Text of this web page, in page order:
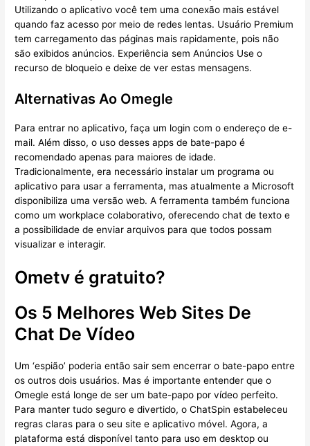
Utilizando o aplicativo você tem uma conexão mais estável
quando faz acesso por meio de redes lentas. Usuário Premium
tem carregamento das páginas mais rapidamente, pois não
são exibidos anúncios. Experiência sem Anúncios Use o
recurso de bloqueio e deixe de ver estas mensagens.
Alternativas Ao Omegle
Para entrar no aplicativo, faça um login com o endereço de e-
mail. Além disso, o uso desses apps de bate-papo é
recomendado apenas para maiores de idade.
Tradicionalmente, era necessário instalar um programa ou
aplicativo para usar a ferramenta, mas atualmente a Microsoft
disponibiliza uma versão web. A ferramenta também funciona
como um workplace colaborativo, oferecendo chat de texto e
a possibilidade de enviar arquivos para que todos possam
visualizar e interagir.
Ometv é gratuito?
Os 5 Melhores Web Sites De
Chat De Vídeo
Um ‘espião’ poderia então sair sem encerrar o bate-papo entre
os outros dois usuários. Mas é importante entender que o
Omegle está longe de ser um bate-papo por vídeo perfeito.
Para manter tudo seguro e divertido, o ChatSpin estabeleceu
regras claras para o seu site e aplicativo móvel. Agora, a
plataforma está disponível tanto para uso em desktop ou